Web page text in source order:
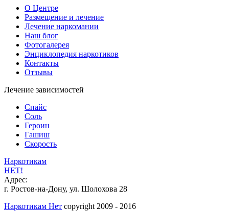
О Центре
Размещение и лечение
Лечение наркомании
Наш блог
Фотогалерея
Энциклопедия наркотиков
Контакты
Отзывы
Лечение зависимостей
Спайс
Соль
Героин
Гашиш
Скорость
Наркотикам
НЕТ!
Адрес:
г. Ростов-на-Дону, ул. Шолохова 28
Наркотикам Нет copyright 2009 - 2016